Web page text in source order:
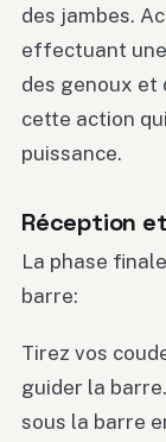
des jambes.
effectuant
des genoux et
cette action
puissance.
Réception
La phase
barre:
Tirez vos
guider la
sous la barre